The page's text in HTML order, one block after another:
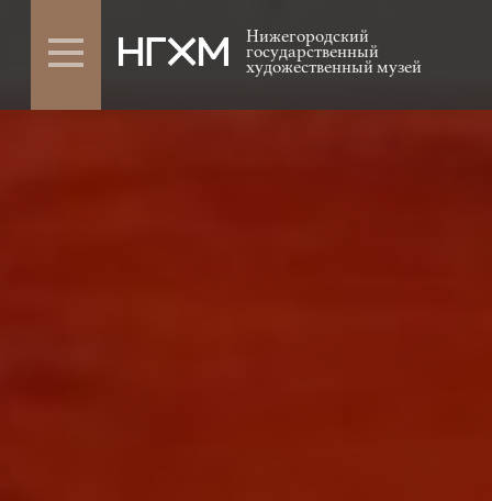
Нижегородский
государственный
художественный музей